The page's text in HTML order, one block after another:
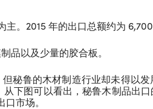
。2015 年的出口总额约为 6,700
品以及少量的胶合板。
秘鲁的木材制造行业却未得以
下图可以看出，秘鲁木制品出
市场。